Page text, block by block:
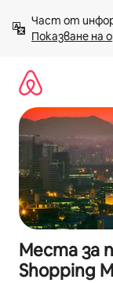
към
съдържанието
Показване на
Места за
Shopping